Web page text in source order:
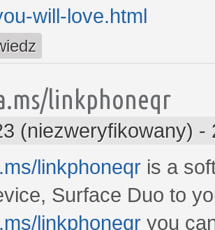
will-love.html
linkphoneqr
(niezweryfikowany) -
linkphoneqr is a
Surface Duo to
linkphoneqr you